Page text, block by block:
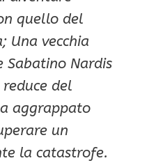
quello del
Una vecchia
Sabatino Nardis
del
aggrappato
un
la catastrofe.